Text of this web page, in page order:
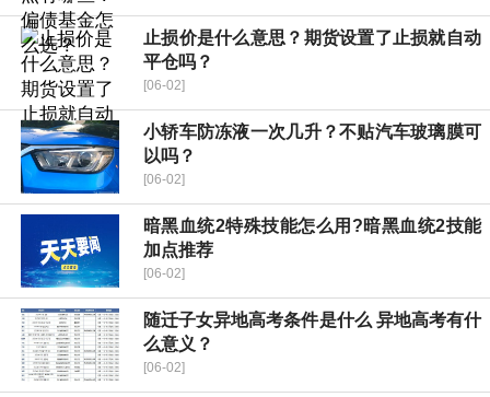
止损价是什么意思？期货设置了止损就自动
平仓吗？
[06-02]
小轿车防冻液一次几升？不贴汽车玻璃膜可
以吗？
[06-02]
暗黑血统2特殊技能怎么用?暗黑血统2技能
加点推荐
[06-02]
随迁子女异地高考条件是什么 异地高考有什
么意义？
[06-02]